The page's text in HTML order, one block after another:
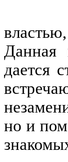
Данная
дается
но и